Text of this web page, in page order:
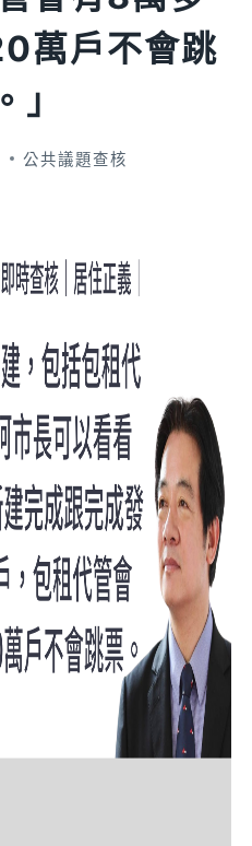
萬戶不會跳
」
公共議題查核